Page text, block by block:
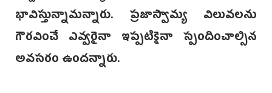
భావిస్తున్నామన్నారు. ప్రజాస్వామ్య విలువలను
గౌరవించే ఎవ్వరైనా ఇప్పటికైనా స్పందించాల్సిన
అవసరం ఉందన్నారు.